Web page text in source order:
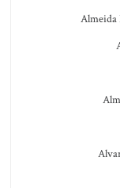
Almeida